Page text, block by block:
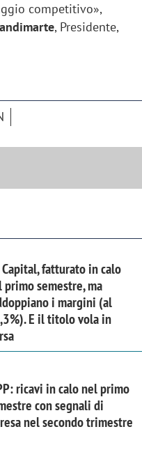
competitivo»,
, Presidente,
fatturato in calo
primo semestre, ma
i margini (al
E il titolo vola in
ricavi in calo nel primo
con segnali di
nel secondo trimestre